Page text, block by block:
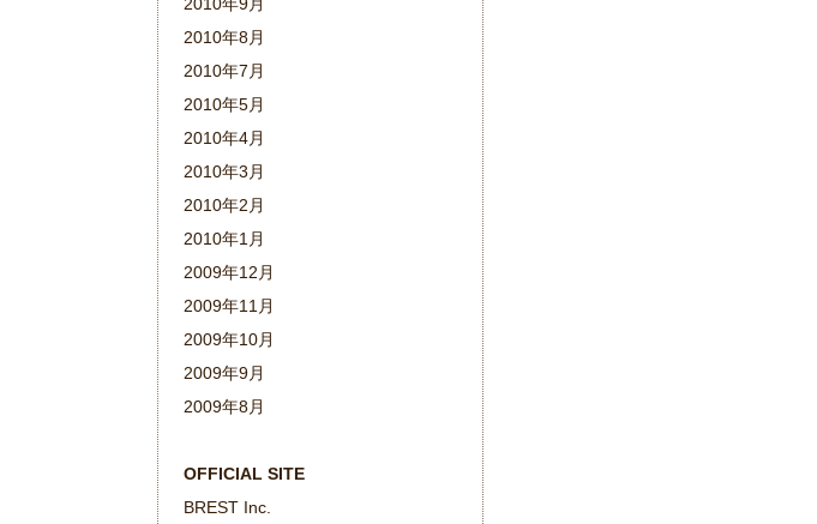
2010年8月
2010年7月
2010年5月
2010年4月
2010年3月
2010年2月
2010年1月
2009年12月
2009年11月
2009年10月
2009年9月
2009年8月
OFFICIAL SITE
BREST Inc.